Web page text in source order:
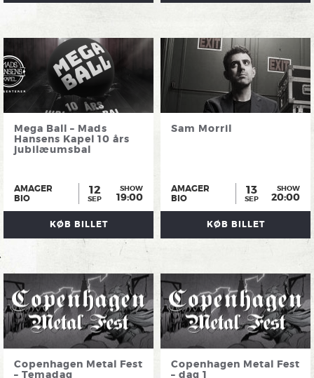
Mega Ball – Mads
Hansens Kapel 10 års
jubilæumsbal
AMAGER
BIO
12
SEP
SHOW
19:00
KØB BILLET
Sam Morril
AMAGER
BIO
13
SEP
SHOW
20:00
KØB BILLET
Copenhagen Metal Fest
– Temadag
Copenhagen Metal Fest
– dag 1